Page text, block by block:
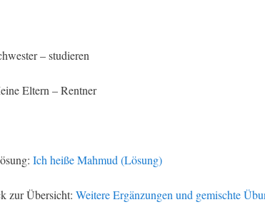
– studieren
Eltern – Rentner
Ich heiße Mahmud (Lösung)
zur Übersicht: Weitere Ergänzungen und gemischte